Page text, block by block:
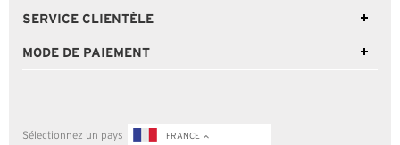
SERVICE CLIENTÈLE
MODE DE PAIEMENT
Sélectionnez un pays FRANCE